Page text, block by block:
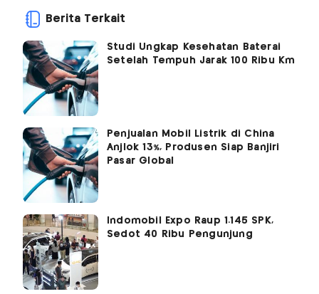
Berita Terkait
Studi Ungkap Kesehatan Baterai
Setelah Tempuh Jarak 100 Ribu Km
Penjualan Mobil Listrik di China
Anjlok 13%, Produsen Siap Banjiri
Pasar Global
Indomobil Expo Raup 1.145 SPK,
Sedot 40 Ribu Pengunjung